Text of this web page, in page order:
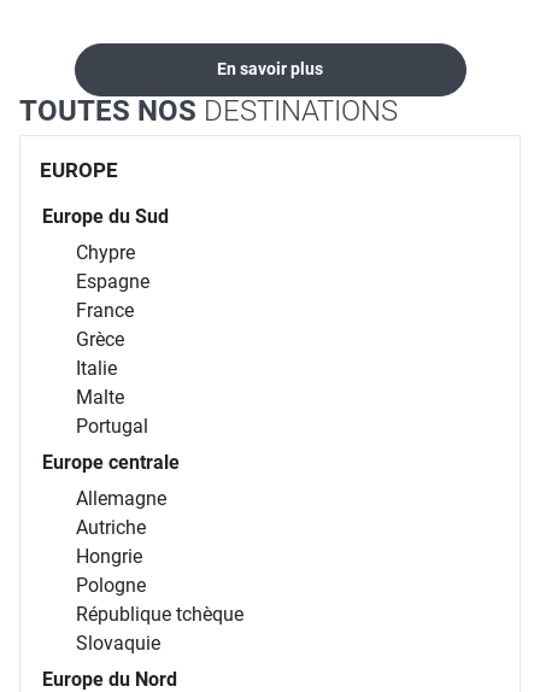
circuits à la carte,
séjours, croisières,
locations...
côtés avant, pendant et
après le voyage.
internet, au
dans nos
TOUTES NOS
EUROPE
Europe du Sud
Chypre
Espagne
France
Grèce
Italie
Malte
Portugal
Europe centrale
Allemagne
Autriche
Hongrie
Pologne